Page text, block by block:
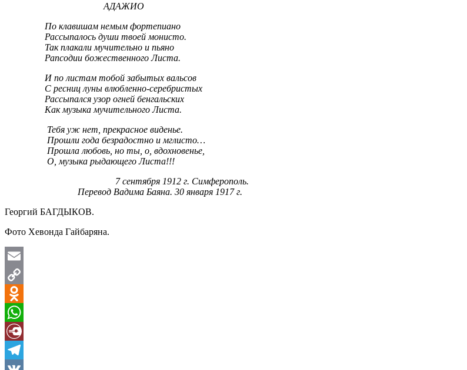
АДАЖИО
По клавишам немым фортепиано
Рассыпалось души твоей монисто.
Так плакали мучительно и пьяно
Рапсодии божественного Листа.
И по листам тобой забытых вальсов
С ресниц луны влюбленно-серебристых
Рассыпался узор огней бенгальских
Как музыка мучительного Листа.
Тебя уж нет, прекрасное виденье.
Прошли года безрадостно и мглисто…
Прошла любовь, но ты, о, вдохновенье,
О, музыка рыдающего Листа!!!
7 сентября 1912 г. Симферополь.
Перевод Вадима Баяна. 30 января 1917 г.
Георгий БАГДЫКОВ.
Фото Хевонда Гайбаряна.
Email
Copy
Link
Odnoklassniki
WhatsApp
Diary.Ru